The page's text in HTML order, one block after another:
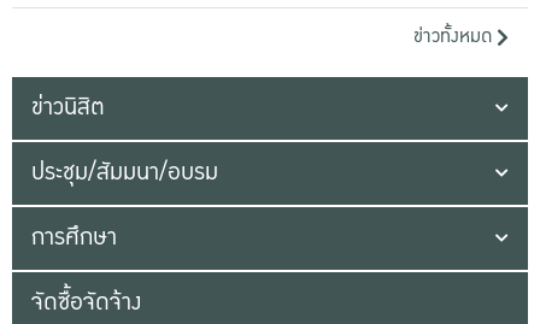
ข่าวทั้งหมด
ข่าวนิสิต
ประชุม/สัมมนา/อบรม
การศึกษา
จัดซื้อจัดจ้าง